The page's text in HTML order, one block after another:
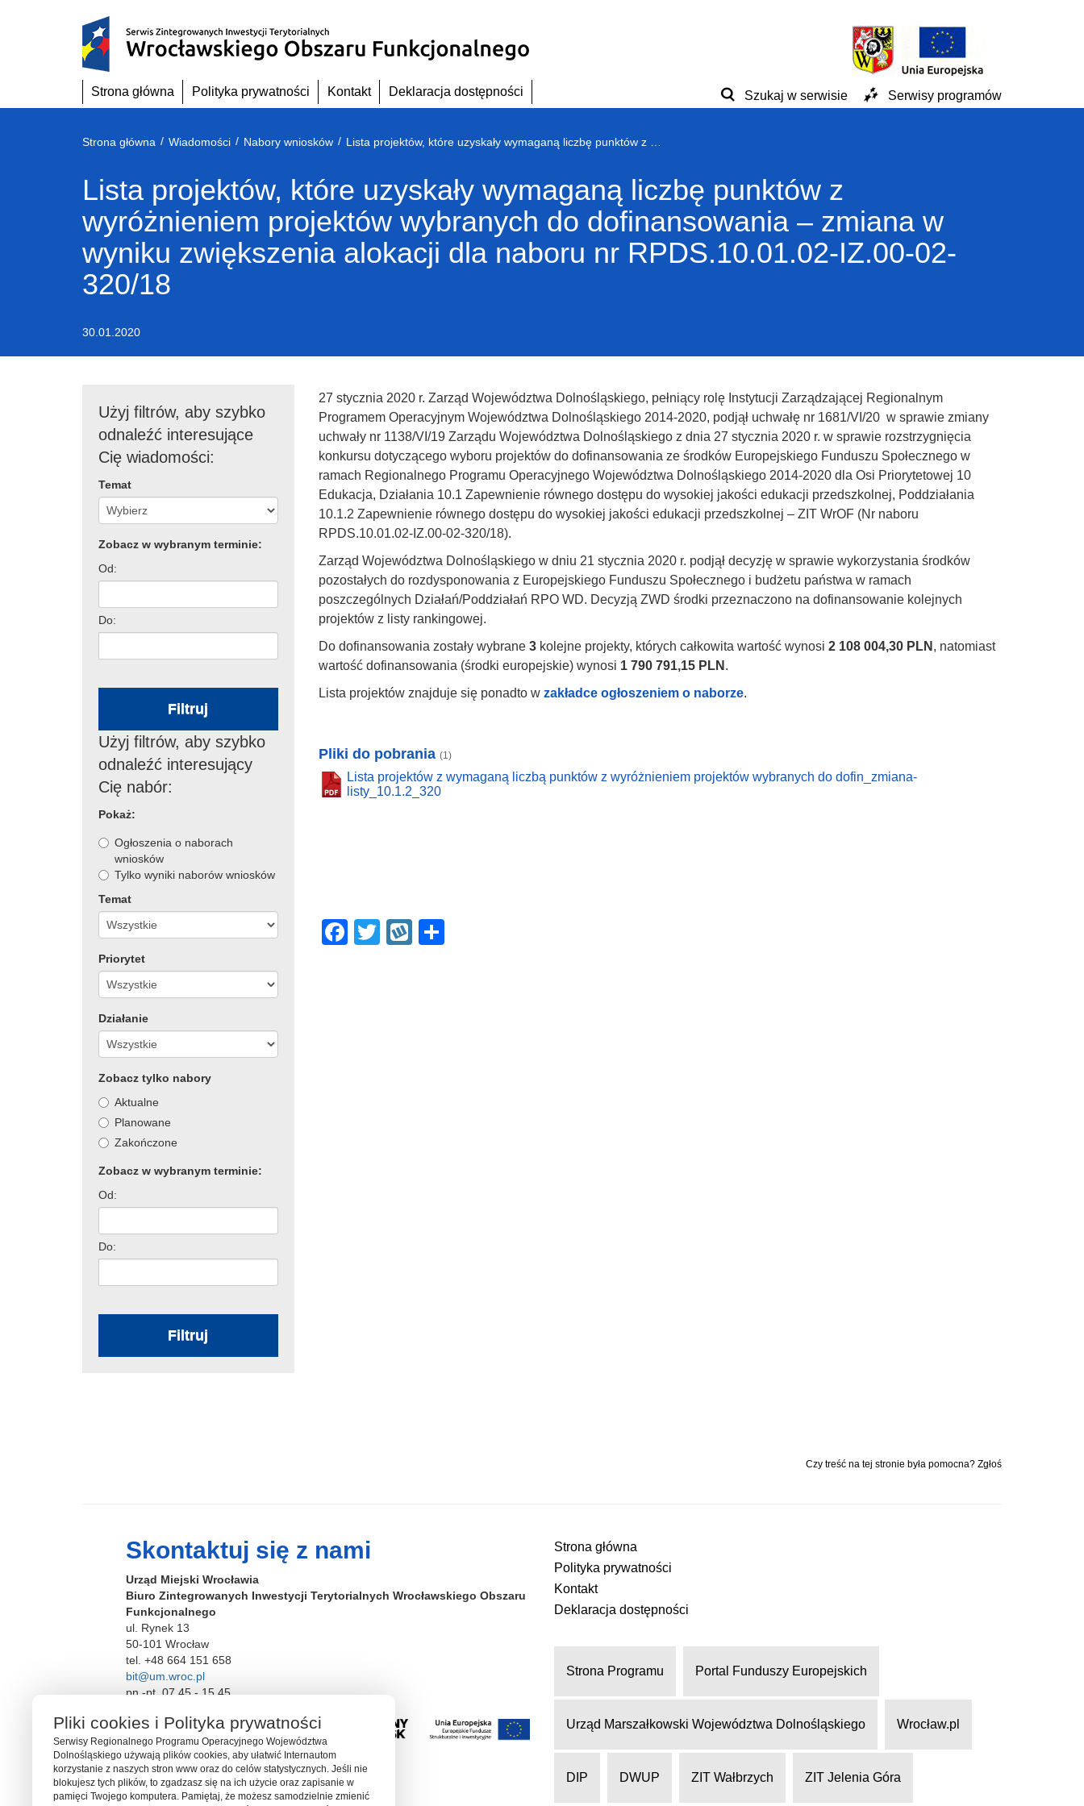
Strona główna Polityka prywatności Kontakt Deklaracja dostępności Szukaj w serwisie Serwisy programów
Strona główna / Wiadomości / Nabory wniosków /
Lista projektów, które uzyskały wymaganą liczbę punktów z
wyróżnieniem projektów wybranych do dofinansowania – zmiana w
wyniku zwiększenia alokacji dla naboru nr RPDS.10.01.02-IZ.00-02-
320/18
30.01.2020
Użyj filtrów, aby szybko
odnaleźć interesujące
Cię wiadomości:
Temat
Zobacz w wybranym terminie:
Od:
Do:
Filtruj
Użyj filtrów, aby szybko
odnaleźć interesujący
Cię nabór:
Pokaż:
Ogłoszenia o naborach
wniosków
Tylko wyniki naborów wniosków
Temat
Priorytet
Działanie
Zobacz tylko nabory
Aktualne
Planowane
Zakończone
Zobacz w wybranym terminie:
Od:
Do:
Filtruj
27 stycznia 2020 r. Zarząd Województwa Dolnośląskiego, pełniący rolę Instytucji Zarządzającej Regionalnym
Programem Operacyjnym Województwa Dolnośląskiego 2014-2020, podjął uchwałę nr 1681/VI/20 w sprawie zmiany
uchwały nr 1138/VI/19 Zarządu Województwa Dolnośląskiego z dnia 27 stycznia 2020 r. w sprawie rozstrzygnięcia
konkursu dotyczącego wyboru projektów do dofinansowania ze środków Europejskiego Funduszu Społecznego w
ramach Regionalnego Programu Operacyjnego Województwa Dolnośląskiego 2014-2020 dla Osi Priorytetowej 10
Edukacja, Działania 10.1 Zapewnienie równego dostępu do wysokiej jakości edukacji przedszkolnej, Poddziałania
10.1.2 Zapewnienie równego dostępu do wysokiej jakości edukacji przedszkolnej – ZIT WrOF (Nr naboru
RPDS.10.01.02-IZ.00-02-320/18).
Zarząd Województwa Dolnośląskiego w dniu 21 stycznia 2020 r. podjął decyzję w sprawie wykorzystania środków
pozostałych do rozdysponowania z Europejskiego Funduszu Społecznego i budżetu państwa w ramach
poszczególnych Działań/Poddziałań RPO WD. Decyzją ZWD środki przeznaczono na dofinansowanie kolejnych
projektów z listy rankingowej.
Do dofinansowania zostały wybrane 3kolejne projekty, których całkowita wartość wynosi 2 108 004,30 PLN , natomiast
wartość dofinansowania (środki europejskie) wynosi 1 790 791,15 PLN .
Lista projektów znajduje się ponadto w zakładce ogłoszeniem o naborze.
F
T
W
Pliki do pobrania (1)
Lista projektów z wymaganą liczbą punktów z wyróżnieniem projektów wybranych do dofin_zmiana-
listy_10.1.2_320
Czy treść na tej stronie była pomocna? Zgłoś
Skontaktuj się z nami
Urząd Miejski Wrocławia
Biuro Zintegrowanych Inwestycji Terytorialnych Wrocławskiego Obszaru
Funkcjonalnego
ul. Rynek 13
50-101 Wrocław
tel. +48 664 151 658
bit@um.wroc.pl
pn.-pt. 07.45 - 15.45
Strona główna
Polityka prywatności
Kontakt
Deklaracja dostępności
Strona Programu Portal Funduszy Europejskich
Urząd Marszałkowski Województwa Dolnośląskiego Wrocław.pl
DIP DWUP ZIT Wałbrzych ZIT Jelenia Góra
Pliki cookies i Polityka prywatności
Serwisy Regionalnego Programu Operacyjnego Województwa
Dolnośląskiego używają plików cookies, aby ułatwić Internautom
korzystanie z naszych stron www oraz do celów statystycznych. Jeśli nie
blokujesz tych plików, to zgadzasz się na ich użycie oraz zapisanie w
pamięci Twojego komputera. Pamiętaj, że możesz samodzielnie zmienić